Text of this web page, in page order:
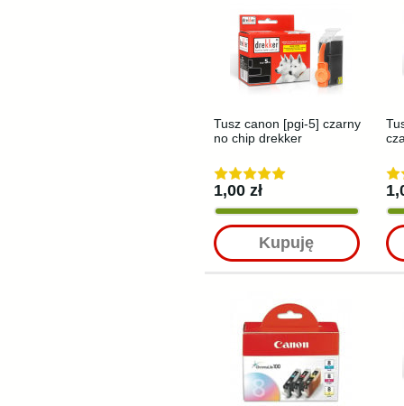
Tusz canon [pgi-5] czarny
no chip drekker
1,00 zł
Kupuję